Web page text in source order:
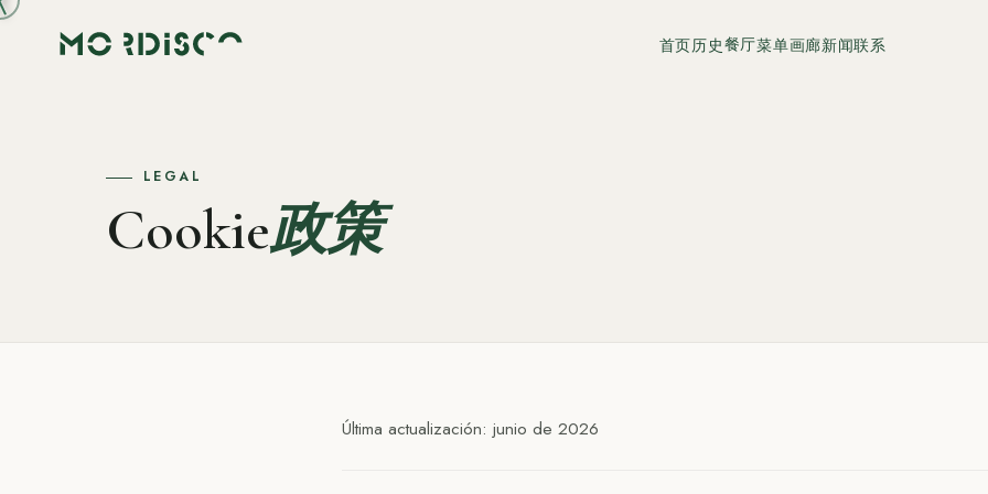
首页历史餐厅菜单画廊新闻联系
LEGAL
Cookie政策
Última actualización: junio de 2026